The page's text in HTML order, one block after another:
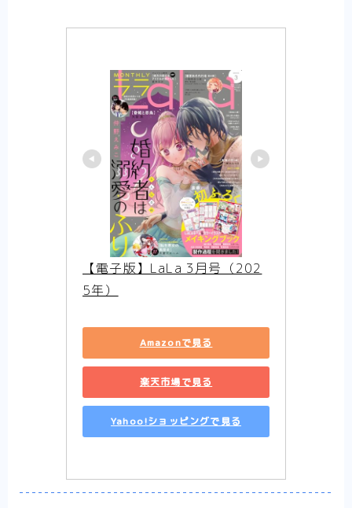
（Helck）の物語【まとめ】
【アニメ】筋肉はすべてを解決する！ なマ
ッシュル-MASHLE-の物語【まとめ】
【ハイキュー！！】熱いスポーツ（バレーボ
ール）のネタバレ感想【アニメ-まとめ】
【夏目友人帳第1期】それは一人ぼっちが苦
しいと苦しんでいた少年の、妖と人をつなぐ
物語【アニメ-ネタバレ感想まとめ】
【WIND BREAKER】一人の孤独な少年が、
英雄になる話は好きですか？-はい好きです
【アニメ-ネタバレ感想まとめ】
【SAKAMOTO DAYS】伝説の殺し屋から、
町中のマスコットへ転職しました【アニメ-
感想まとめ】
実に、少年は『逃げ』で戦う。【感想まと
【悪役令嬢転生おじさん】見た目は悪役令
嬢！ 中身は……おじさん！【アニメ-ネタバ
レ感想まとめ】
【婚約者は溺愛のふり】契約（ビジネス）か
【電子版】LaLa 3月号（202
5年）
Amazonで見る
楽天市場で見る
Yahoo!ショッピングで見る